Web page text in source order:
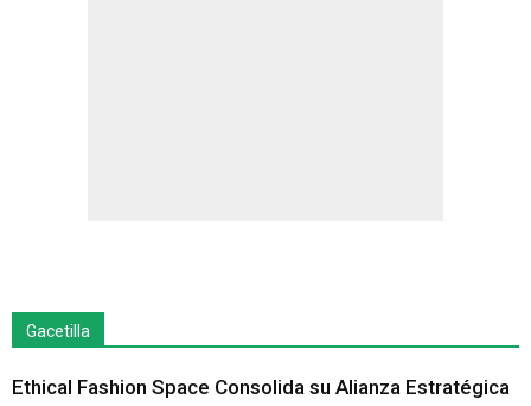
Gacetilla
Ethical Fashion Space Consolida su Alianza Estratégica